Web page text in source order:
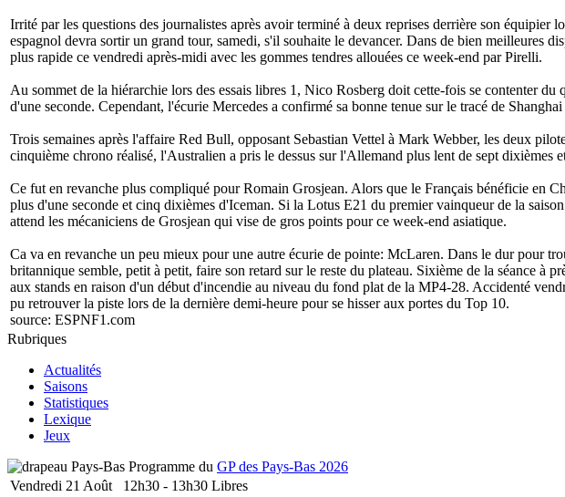
Irrité par les questions des journalistes après avoir terminé à deux reprises derrière son
espagnol devra sortir un grand tour, samedi, s'il souhaite le devancer. Dans de bien meilleures
plus rapide ce vendredi après-midi avec les gommes tendres allouées ce week-end par Pirelli.
Au sommet de la hiérarchie lors des essais libres 1, Nico Rosberg doit cette-fois se contenter
d'une seconde. Cependant, l'écurie Mercedes a confirmé sa bonne tenue sur le tracé de
Trois semaines après l'affaire Red Bull, opposant Sebastian Vettel à Mark Webber, les deux
cinquième chrono réalisé, l'Australien a pris le dessus sur l'Allemand plus lent de sept dixièmes
Ce fut en revanche plus compliqué pour Romain Grosjean. Alors que le Français bénéficie en
plus d'une seconde et cinq dixièmes d'Iceman. Si la Lotus E21 du premier vainqueur de la
attend les mécaniciens de Grosjean qui vise de gros points pour ce week-end asiatique.
Ca va en revanche un peu mieux pour une autre écurie de pointe: McLaren. Dans le dur pour
britannique semble, petit à petit, faire son retard sur le reste du plateau. Sixième de la séance à
aux stands en raison d'un début d'incendie au niveau du fond plat de la MP4-28. Accidenté
pu retrouver la piste lors de la dernière demi-heure pour se hisser aux portes du Top 10.
source: ESPNF1.com
Rubriques
Actualités
Saisons
Statistiques
Lexique
Jeux
Programme du GP des Pays-Bas 2026
Vendredi 21 Août
12h30 - 13h30 Libres